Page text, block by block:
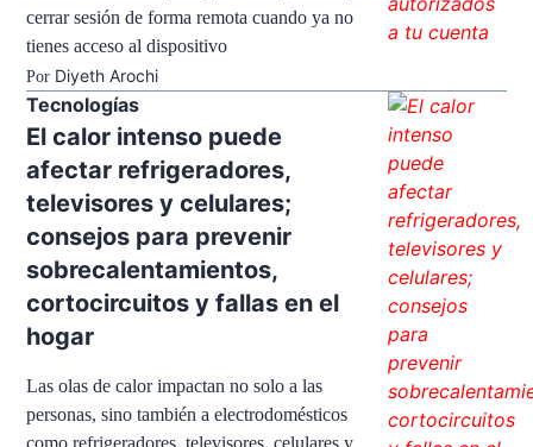
cerrar sesión de forma remota cuando ya no
tienes acceso al dispositivo
Por Diyeth Arochi
Tecnologías
El calor intenso puede
afectar refrigeradores,
televisores y celulares;
consejos para prevenir
sobrecalentamientos,
cortocircuitos y fallas en el
hogar
Las olas de calor impactan no solo a las
personas, sino también a electrodomésticos
como refrigeradores, televisores, celulares y